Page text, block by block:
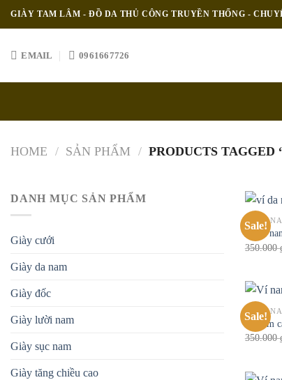
SkipGIÀY TAM LÂM - ĐỒ DA THỦ CÔNG TRUYỀN THỐNG -
EMAIL 0961667726
HOME / SẢN PHẨM / PRODUCTS
DANH MỤC SẢN PHẨM
Giày cưới
Giày da nam
Giày đốc
Giày lười nam
Giày sục nam
Giày tăng chiều cao
Sale!
VÍ DA
Ví da
350.000
Sale!
VÍ DA
Ví nam
350.000